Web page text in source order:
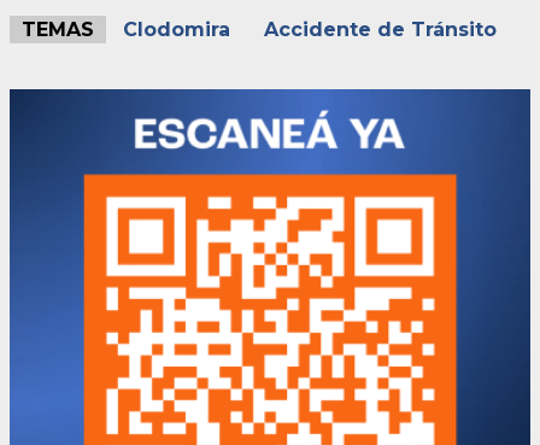
TEMAS Clodomira Accidente de Tránsito